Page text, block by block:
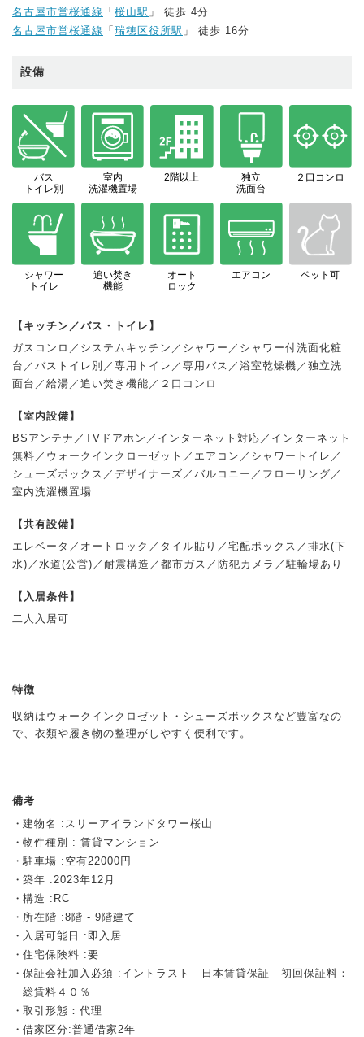
名古屋市営桜通線 「 桜山駅 」 徒歩 4分
名古屋市営桜通線 「 瑞穂区役所駅 」 徒歩 16分
設備
バス
トイレ別
室内
洗濯機置場
2階以上
独立
洗面台
２口コンロ
シャワー
トイレ
追い焚き
機能
オート
ロック
エアコン ペット可
【キッチン／バス・トイレ】
ガスコンロ／システムキッチン／シャワー／シャワー付洗面化粧
台／バストイレ別／専用トイレ／専用バス／浴室乾燥機／独立洗
面台／給湯／追い焚き機能／２口コンロ
【室内設備】
BSアンテナ／TVドアホン／インターネット対応／インターネット
無料／ウォークインクローゼット／エアコン／シャワートイレ／
シューズボックス／デザイナーズ／バルコニー／フローリング／
室内洗濯機置場
【共有設備】
エレベータ／オートロック／タイル貼り／宅配ボックス／排水(下
水)／水道(公営)／耐震構造／都市ガス／防犯カメラ／駐輪場あり
【入居条件】
二人入居可
特徴
収納はウォークインクロゼット・シューズボックスなど豊富なの
で、衣類や履き物の整理がしやすく便利です。
備考
建物名 :スリーアイランドタワー桜山
物件種別 : 賃貸マンション
駐車場 :空有22000円
築年 :2023年12月
構造 :RC
所在階 :8階 - 9階建て
入居可能日 :即入居
住宅保険料 :要
保証会社加入必須 :イントラスト 日本賃貸保証 初回保証料：
総賃料４０％
取引形態：代理
借家区分:普通借家2年